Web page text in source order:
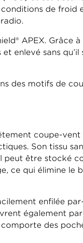
de froid
APEX. Grâce
enlevé sans qu’il
des motifs de
coupe-vent
Son tissu
peut être stocké
ce qui élimine le
enfilée
également
des